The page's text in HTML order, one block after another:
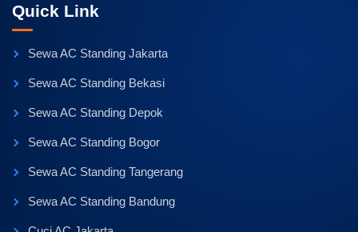
Quick Link
Sewa AC Standing Jakarta
Sewa AC Standing Bekasi
Sewa AC Standing Depok
Sewa AC Standing Bogor
Sewa AC Standing Tangerang
Sewa AC Standing Bandung